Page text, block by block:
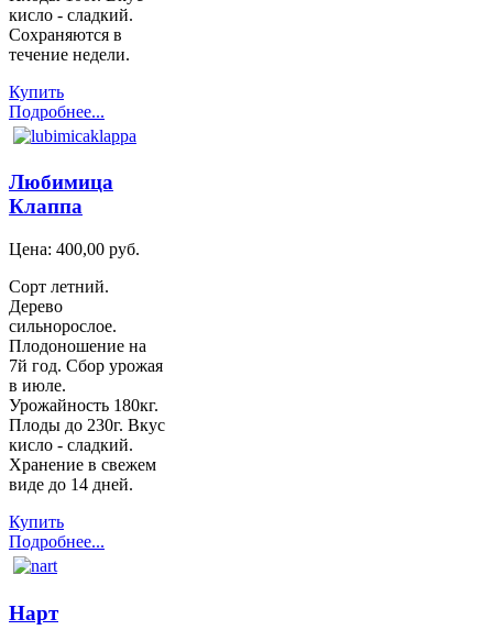
кисло - сладкий.
Сохраняются в
течение недели.
Купить
Подробнее...
Любимица
Клаппа
Цена: 400,00 руб.
Сорт летний.
Дерево
сильнорослое.
Плодоношение на
7й год. Сбор урожая
в июле.
Урожайность 180кг.
Плоды до 230г. Вкус
кисло - сладкий.
Хранение в свежем
виде до 14 дней.
Купить
Подробнее...
Нарт